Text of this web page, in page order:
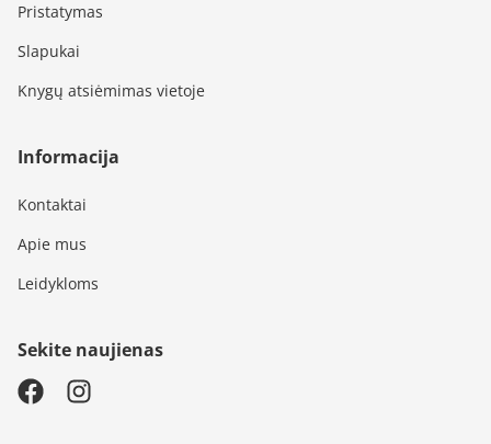
Pristatymas
Slapukai
Knygų atsiėmimas vietoje
Informacija
Kontaktai
Apie mus
Leidykloms
Sekite naujienas